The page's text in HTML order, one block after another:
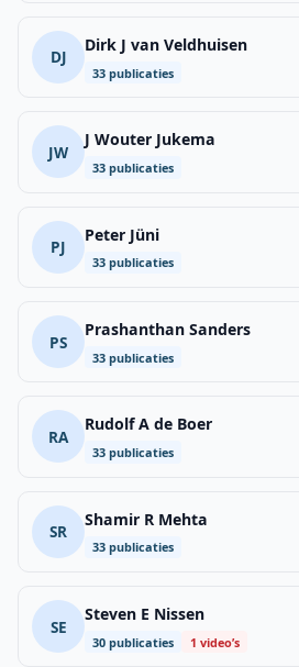
DJ
Dirk J van Veldhuisen
33 publicaties
JW
J Wouter Jukema
33 publicaties
PJ
Peter Jüni
33 publicaties
PS
Prashanthan Sanders
33 publicaties
RA
Rudolf A de Boer
33 publicaties
SR
Shamir R Mehta
33 publicaties
SE
Steven E Nissen
30 publicaties 1 video’s